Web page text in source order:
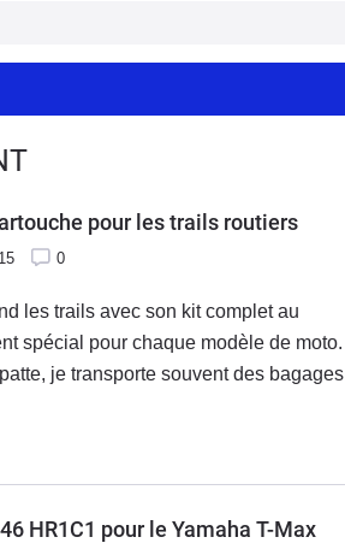
pour les trails routiers
0
les trails avec son kit complet au
spécial pour chaque modèle de moto. Je
je transporte souvent des bagages
HR1C1 pour le Yamaha T-Max